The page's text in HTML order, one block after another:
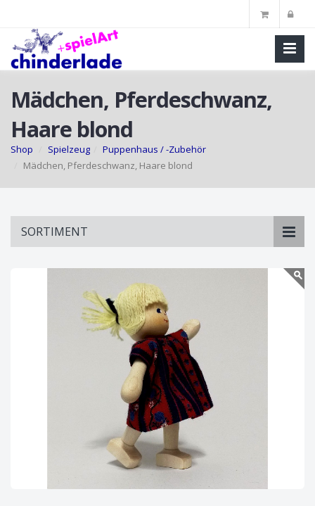
Mädchen, Pferdeschwanz,
Haare blond
Shop Spielzeug
Puppenhaus / -Zubehör
Mädchen, Pferdeschwanz, Haare blond
SORTIMENT